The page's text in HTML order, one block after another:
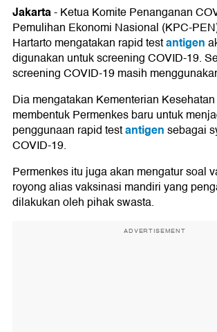
Jakarta-Ketua Komite Penanganan
Pemulihan Ekonomi Nasional (KPC-
Hartarto mengatakan rapid testantigen
digunakan untuk screening COVID-19.
screening COVID-19 masih
Dia mengatakan Kementerian
membentuk Permenkes baru untuk
penggunaan rapid testantigensebagai
COVID-19.
Permenkes itu juga akan mengatur soal
royong alias vaksinasi mandiri yang
dilakukan oleh pihak swasta.
ADVERTISEMENT